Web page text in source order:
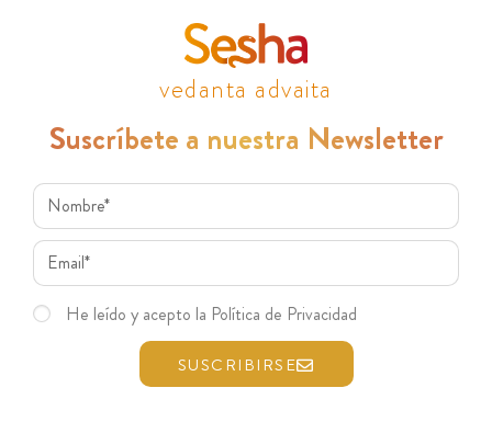
vedanta advaita
Suscríbete a nuestra Newsletter
He leído y acepto la Política de Privacidad
SUSCRIBIRSE